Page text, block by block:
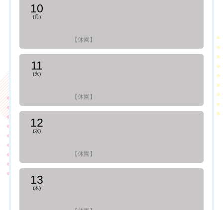
10
(月)
【休園】
11
(火)
【休園】
12
(水)
【休園】
13
(木)